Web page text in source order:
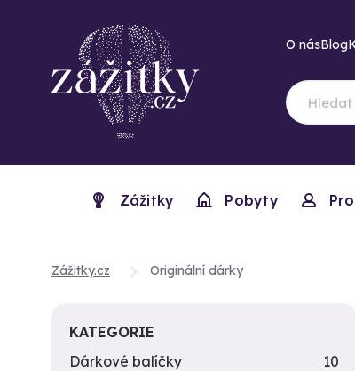
O násBlog
Zážitky Pobyty
Zážitky.cz Originální dárky
KATEGORIE
Dárkové balíčky
10